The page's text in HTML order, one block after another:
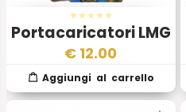
Portacaricatori LMG
100 Esercito Inglese
€ 12.00